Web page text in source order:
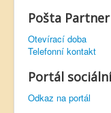
Pošta Partner
Otevírací doba
Telefonní kontakt
Portál
Odkaz na portál